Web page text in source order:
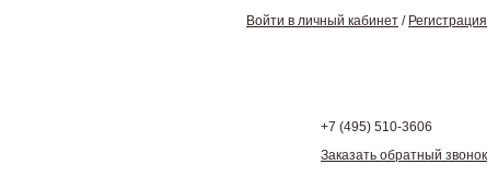
Войти в личный кабинет / Регистрация
+7 (495) 510-3606
Заказать обратный звонок